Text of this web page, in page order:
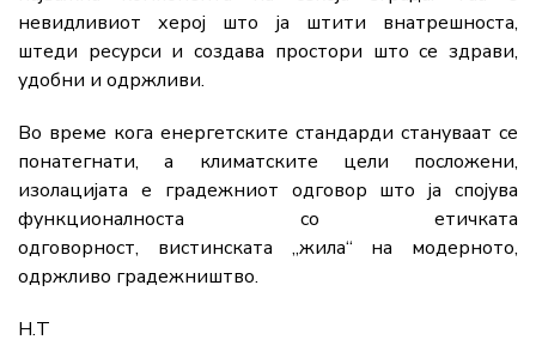
невидливиот херој што ја штити внатрешноста,
штеди ресурси и создава простори што се здрави,
удобни и одржливи.
Во време кога енергетските стандарди стануваат се
понатегнати, а климатските цели посложени,
изолацијата е градежниот одговор што ја спојува
функционалноста со етичката
одговорност, вистинската „жила“ на модерното,
одржливо градежништво.
Н.Т